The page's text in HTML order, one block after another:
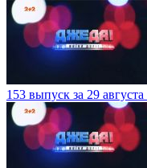
153 выпуск за 29 августа